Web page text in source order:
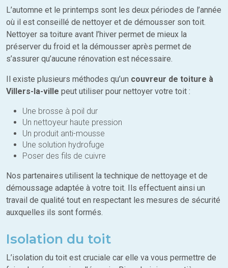
L’automne et le printemps sont les deux périodes de l’année
où il est conseillé de nettoyer et de démousser son toit.
Nettoyer sa toiture avant l’hiver permet de mieux la
préserver du froid et la démousser après permet de
s’assurer qu’aucune rénovation est nécessaire.
Il existe plusieurs méthodes qu’un couvreur de toiture à
Villers-la-ville peut utiliser pour nettoyer votre toit :
Une brosse à poil dur
Un nettoyeur haute pression
Un produit anti-mousse
Une solution hydrofuge
Poser des fils de cuivre
Nos partenaires utilisent la technique de nettoyage et de
démoussage adaptée à votre toit. Ils effectuent ainsi un
travail de qualité tout en respectant les mesures de sécurité
auxquelles ils sont formés.
Isolation du toit
L’isolation du toit est cruciale car elle va vous permettre de